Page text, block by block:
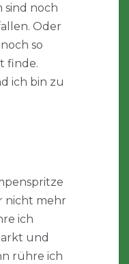
sind noch
Oder
so
finde.
ich bin zu
nicht mehr
ich
und
rühre ich